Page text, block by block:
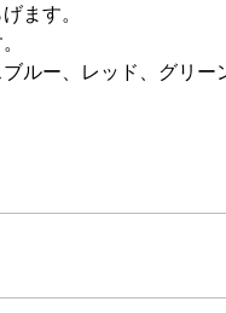
ます。
ルー、レッド、グリー